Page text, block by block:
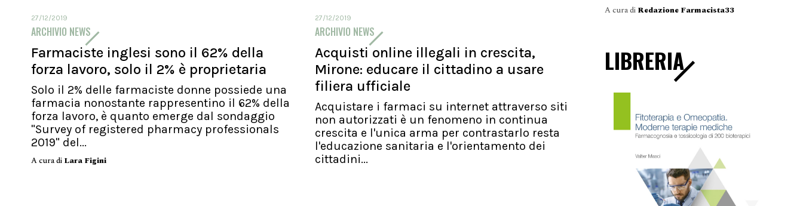
27/12/2019
ARCHIVIO NEWS
Farmaciste inglesi sono il 62% della
forza lavoro, solo il 2% è proprietaria
Solo il 2% delle farmaciste donne possiede una
farmacia nonostante rappresentino il 62% della
forza lavoro, è quanto emerge dal sondaggio
"Survey of registered pharmacy professionals
2019" del...
A cura di Lara Figini
27/12/2019
ARCHIVIO NEWS
Acquisti online illegali in crescita,
Mirone: educare il cittadino a usare
filiera ufficiale
Acquistare i farmaci su internet attraverso siti
non autorizzati è un fenomeno in continua
crescita e l'unica arma per contrastarlo resta
l'educazione sanitaria e l'orientamento dei
cittadini...
A cura di Redazione Farmacista33
LIBRERIA